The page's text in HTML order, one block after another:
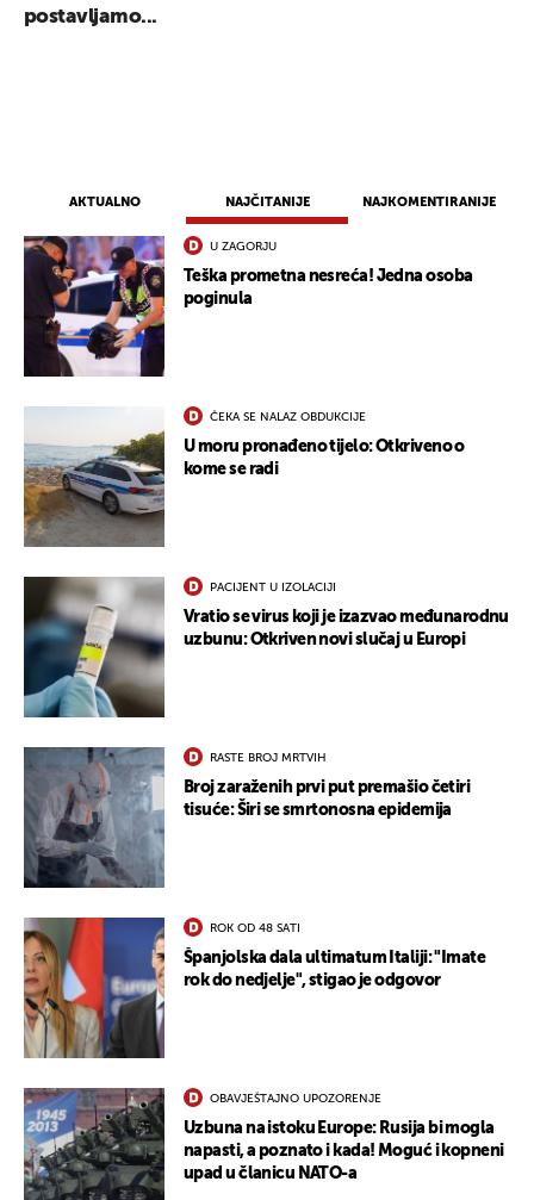
AKTUALNO NAJČITANIJE NAJKOMENTIRANIJE
U ZAGORJU
Teška prometna nesreća! Jedna osoba
poginula
ČEKA SE NALAZ OBDUKCIJE
U moru pronađeno tijelo: Otkriveno o
kome se radi
PACIJENT U IZOLACIJI
Vratio se virus koji je izazvao međunarodnu
uzbunu: Otkriven novi slučaj u Europi
RASTE BROJ MRTVIH
Broj zaraženih prvi put premašio četiri
tisuće: Širi se smrtonosna epidemija
ROK OD 48 SATI
Španjolska dala ultimatum Italiji: "Imate
rok do nedjelje", stigao je odgovor
OBAVJEŠTAJNO UPOZORENJE
Uzbuna na istoku Europe: Rusija bi mogla
napasti, a poznato i kada! Moguć i kopneni
upad u članicu NATO-a
postavljamo...